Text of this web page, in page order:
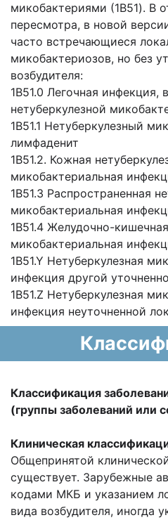
микобактериями (1B51). В
пересмотра, в новой
часто встречающиеся
микобактериозов, но без
возбудителя:
1B51.0 Легочная инфекция,
нетуберкулезной
1B51.1 Нетуберкулезный
лимфаденит
1B51.2. Кожная
микобактериальная
1B51.3 Распространенная
микобактериальная
1B51.4 Желудочно-
микобактериальная
1B51.Y Нетуберкулезная
инфекция другой
1B51.Z Нетуберкулезная
инфекция неуточненной
Классификация
(группы заболеваний или
Клиническая
Общепринятой
существует. Зарубежные
кодами МКБ и указанием
вида возбудителя, иногда